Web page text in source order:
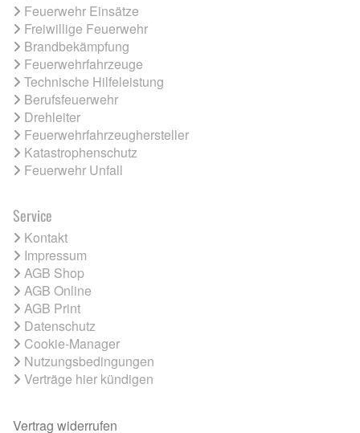
Feuerwehr Einsätze
Freiwillige Feuerwehr
Brandbekämpfung
Feuerwehrfahrzeuge
Technische Hilfeleistung
Berufsfeuerwehr
Drehleiter
Feuerwehrfahrzeughersteller
Katastrophenschutz
Feuerwehr Unfall
Service
Kontakt
Impressum
AGB Shop
AGB Online
AGB Print
Datenschutz
Cookie-Manager
Nutzungsbedingungen
Verträge hier kündigen
Vertrag widerrufen